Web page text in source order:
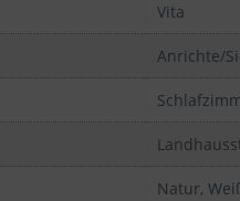
Vita
Anrichte/
Natur,